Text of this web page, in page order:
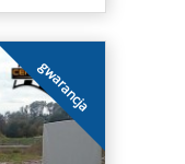
gwarancja